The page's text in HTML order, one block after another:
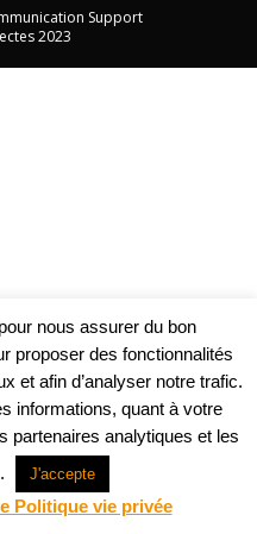
Support
2023
nous assurer du bon
proposer des fonctionnalités
et afin d’analyser notre trafic.
informations, quant à votre
partenaires analytiques et les
J'accepte
Politique vie privée